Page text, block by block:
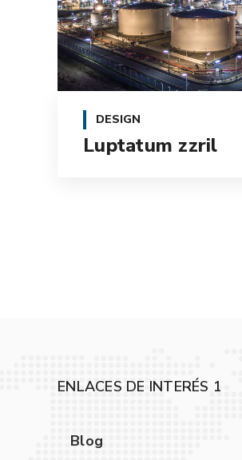
DESIGN
Luptatum zzril
ENLACES DE INTERÉS 1
Blog